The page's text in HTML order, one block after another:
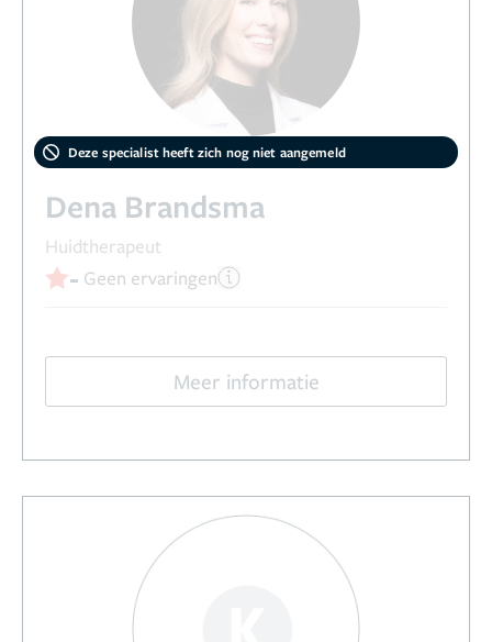
Deze specialist heeft zich nog niet aangemeld
Dena Brandsma
Huidtherapeut
- Geen ervaringen
Meer informatie